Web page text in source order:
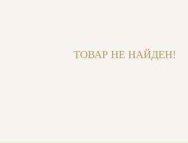
ТОВАР НЕ НАЙДЕН!